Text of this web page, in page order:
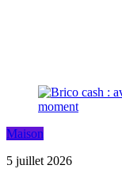
Maison
5 juillet 2026